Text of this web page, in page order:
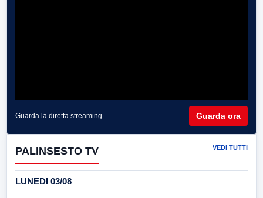
Guarda la diretta streaming Guarda ora
PALINSESTO TV VEDI TUTTI
LUNEDI 03/08